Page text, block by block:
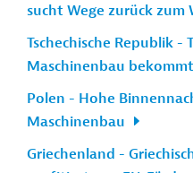
sucht Wege zurück zum
Tschechische Republik -
Maschinenbau
Polen - Hohe
Maschinenbau
Griechenland -